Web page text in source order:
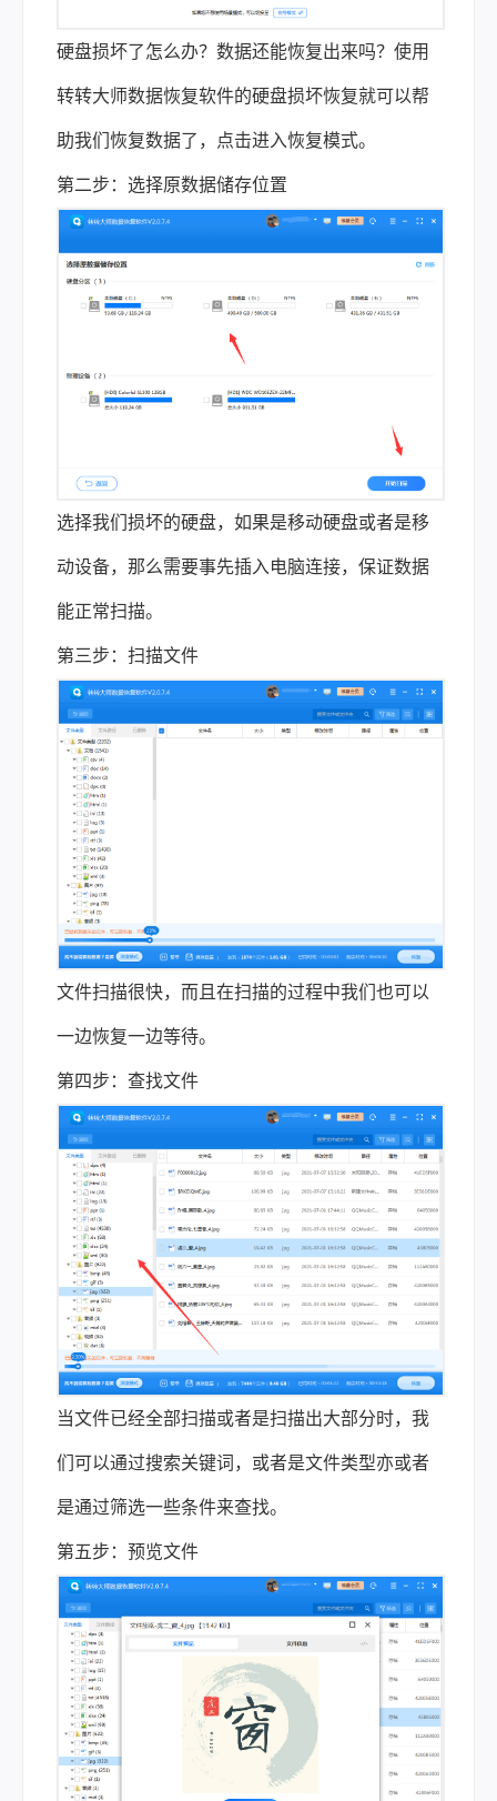
硬盘损坏了怎么办？数据还能恢复出来吗？使用
转转大师数据恢复软件的硬盘损坏恢复就可以帮
助我们恢复数据了，点击进入恢复模式。
第二步：选择原数据储存位置
选择我们损坏的硬盘，如果是移动硬盘或者是移
动设备，那么需要事先插入电脑连接，保证数据
能正常扫描。
第三步：扫描文件
文件扫描很快，而且在扫描的过程中我们也可以
一边恢复一边等待。
第四步：查找文件
当文件已经全部扫描或者是扫描出大部分时，我
们可以通过搜索关键词，或者是文件类型亦或者
是通过筛选一些条件来查找。
第五步：预览文件